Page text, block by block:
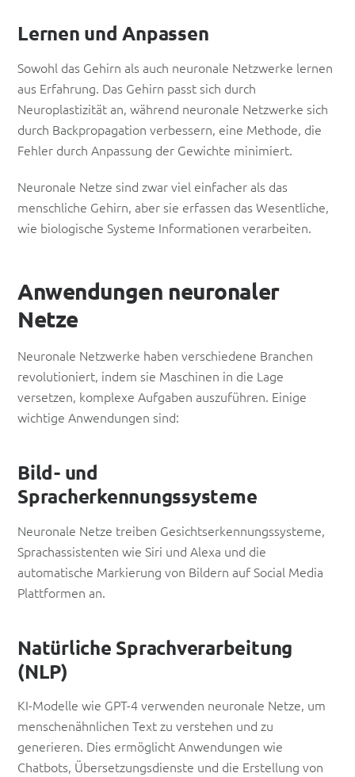
Lernen und Anpassen
Sowohl das Gehirn als auch neuronale Netzwerke lernen
aus Erfahrung. Das Gehirn passt sich durch
Neuroplastizität an, während neuronale Netzwerke sich
durch Backpropagation verbessern, eine Methode, die
Fehler durch Anpassung der Gewichte minimiert.
Neuronale Netze sind zwar viel einfacher als das
menschliche Gehirn, aber sie erfassen das Wesentliche,
wie biologische Systeme Informationen verarbeiten.
Anwendungen neuronaler
Netze
Neuronale Netzwerke haben verschiedene Branchen
revolutioniert, indem sie Maschinen in die Lage
versetzen, komplexe Aufgaben auszuführen. Einige
wichtige Anwendungen sind:
Bild- und
Spracherkennungssysteme
Neuronale Netze treiben Gesichtserkennungssysteme,
Sprachassistenten wie Siri und Alexa und die
automatische Markierung von Bildern auf Social Media
Plattformen an.
Natürliche Sprachverarbeitung
(NLP)
KI-Modelle wie GPT-4 verwenden neuronale Netze, um
menschenähnlichen Text zu verstehen und zu
generieren. Dies ermöglicht Anwendungen wie
Chatbots, Übersetzungsdienste und die Erstellung von